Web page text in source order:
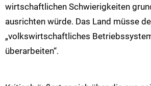
wirtschaftlichen Schwierigkeiten
ausrichten würde. Das Land müsse
„volkswirtschaftliches
überarbeiten“.